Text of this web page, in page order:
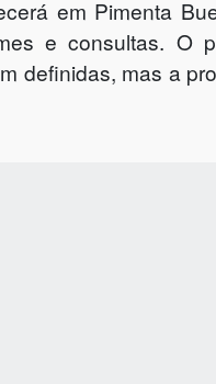
em Pimenta
e consultas. O
definidas, mas a